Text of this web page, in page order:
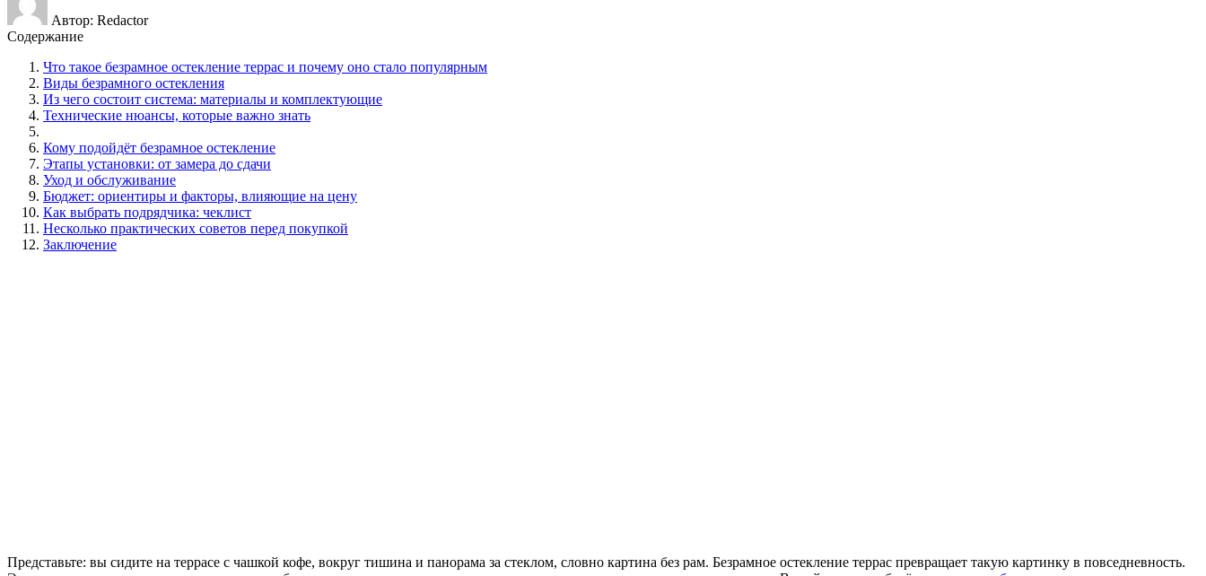
Автор: Redactor
Содержание
Что такое безрамное остекление террас и почему оно стало популярным
Виды безрамного остекления
Из чего состоит система: материалы и комплектующие
Технические нюансы, которые важно знать
Кому подойдёт безрамное остекление
Этапы установки: от замера до сдачи
Уход и обслуживание
Бюджет: ориентиры и факторы, влияющие на цену
Как выбрать подрядчика: чеклист
Несколько практических советов перед покупкой
Заключение
Представьте: вы сидите на террасе с чашкой кофе, вокруг тишина и панорама за стеклом, словно картина без рам. Безрамное остекление террас превращает такую картинку в повседневность.